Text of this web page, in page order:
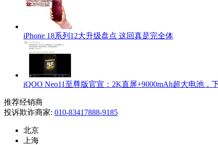
iPhone 18系列12大升级盘点 这回真是完全体
iQOO Neo11至尊版官宣：2K直屏+9000mAh超大电池，
推荐经销商
投诉欺诈商家: 010-83417888-9185
北京
上海